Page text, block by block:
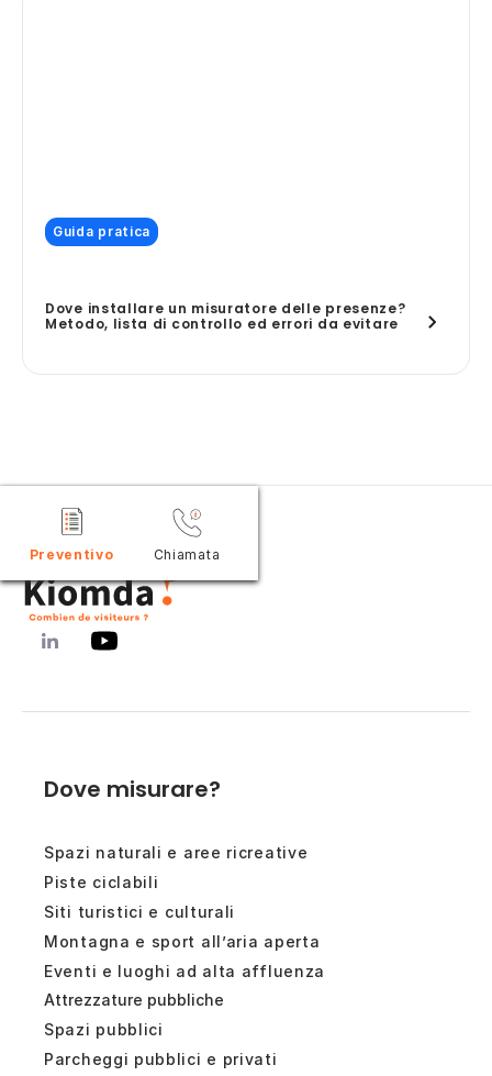
Guida pratica
Dove installare un misuratore delle presenze?
Metodo, lista di controllo ed errori da evitare
Preventivo Chiamata
Dove misurare?
Spazi naturali e aree ricreative
Piste ciclabili
Siti turistici e culturali
Montagna e sport all’aria aperta
Eventi e luoghi ad alta affluenza
Attrezzature pubbliche
Spazi pubblici
Parcheggi pubblici e privati